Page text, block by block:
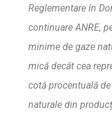
Reglementare în
continuare ANRE,
minime de gaze
mică decât cea
cotă procentuală de
naturale din produc